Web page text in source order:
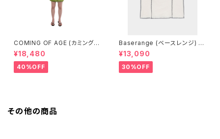
COMING OF AGE (カミングオ
ブエイジ) DRAWSTRING MIN
I SKIRT (GINGHAM LIME/BL
ACK）
¥18,480
40%OFF
Baserange (ベースレンジ) S
HOK SQUARE TOP (Off Wh
ite)
¥13,090
30%OFF
その他の商品